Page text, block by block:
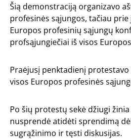
Šią demonstraciją organizavo
profesinės sąjungos, tačiau
Europos profesinių sąjungų
profsąjungiečiai iš visos
Praėjusį penktadienį
visos Europos profesinės
Po šių protestų sekė džiugi
nusprendė atidėti sprendimą
sugrąžinimo ir tęsti diskusijas.